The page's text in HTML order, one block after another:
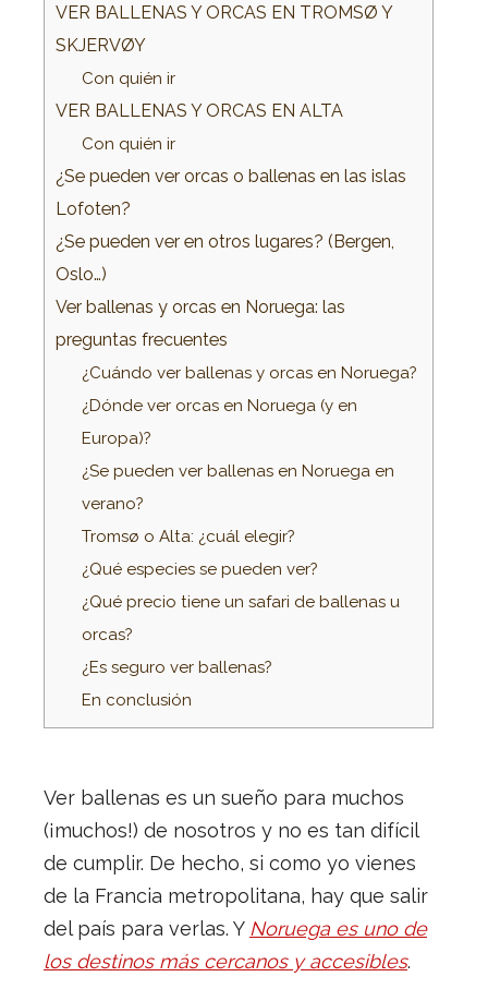
VER BALLENAS Y ORCAS EN TROMSØ Y
SKJERVØY
Con quién ir
VER BALLENAS Y ORCAS EN ALTA
Con quién ir
¿Se pueden ver orcas o ballenas en las islas
Lofoten?
¿Se pueden ver en otros lugares? (Bergen,
Oslo…)
Ver ballenas y orcas en Noruega: las
preguntas frecuentes
¿Cuándo ver ballenas y orcas en Noruega?
¿Dónde ver orcas en Noruega (y en
Europa)?
¿Se pueden ver ballenas en Noruega en
verano?
Tromsø o Alta: ¿cuál elegir?
¿Qué especies se pueden ver?
¿Qué precio tiene un safari de ballenas u
orcas?
¿Es seguro ver ballenas?
En conclusión
Ver ballenas es un sueño para muchos
(¡muchos!) de nosotros y no es tan difícil
de cumplir. De hecho, si como yo vienes
de la Francia metropolitana, hay que salir
del país para verlas. Y Noruega es uno de
los destinos más cercanos y accesibles.